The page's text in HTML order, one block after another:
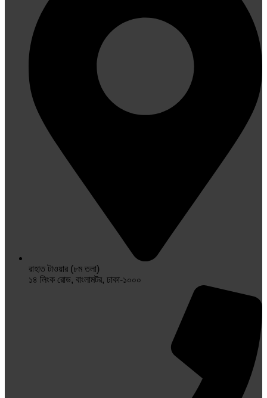
রাহাত টাওয়ার (৮ম তলা)
১৪ লিংক রোড, বাংলামটর, ঢাকা-১০০০